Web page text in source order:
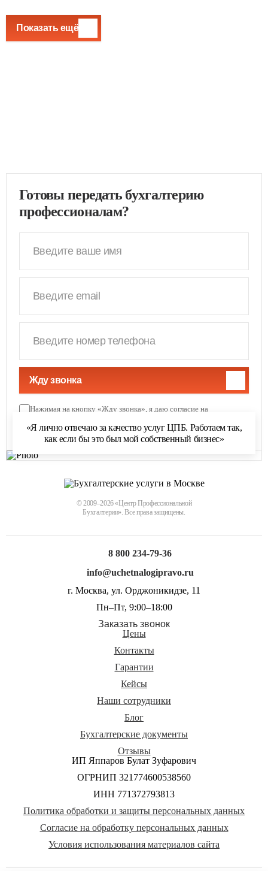
Показать ещё
Готовы передать бухгалтерию
профессионалам?
Жду звонка
Нажимая на кнопку «Жду звонка», я даю согласие на
политикой обработки персональных данных
«Я лично отвечаю за качество услуг ЦПБ. Работаем так,
как если бы это был мой собственный бизнес»
© 2009–2026 «Центр Профессиональной
Бухгалтерии». Все права защищены.
Цены
Контакты
Гарантии
Кейсы
Наши сотрудники
Блог
Бухгалтерские документы
Отзывы
ИП Яппаров Булат Зуфарович
ОГРНИП 321774600538560
ИНН 771372793813
Политика обработки и защиты персональных данных
Согласие на обработку персональных данных
Условия использования материалов сайта
8 800 234-79-36
info@uchetnalogipravo.ru
г. Москва, ул. Орджоникидзе, 11
Пн–Пт, 9:00–18:00
Заказать звонок